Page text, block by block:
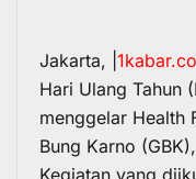
Jakarta, |
Hari Ulang Tahun
menggelar Health
Bung Karno
Kegiatan yang